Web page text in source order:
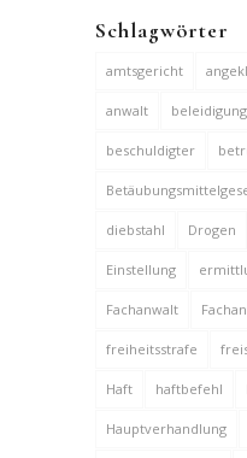
Schlagwörter
amtsgericht
anwalt beleidigung
beschuldigter
diebstahl Drogen
Einstellung
Fachanwalt
freiheitsstrafe
Haft haftbefehl
Hauptverhandlung